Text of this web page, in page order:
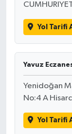
Yol Tarifi
Yavuz
Yenidoğan
No:4 A
Yol Tarifi